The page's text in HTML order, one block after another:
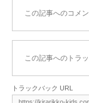
この記事へのコメ
この記事へのトラ
トラックバック URL